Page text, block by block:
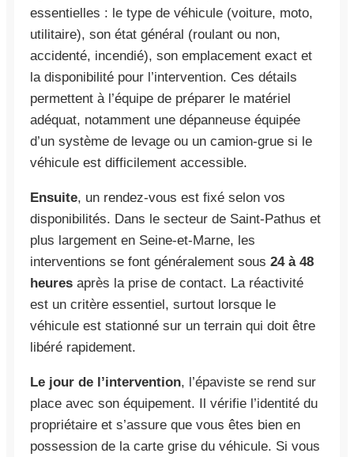
essentielles : le type de véhicule (voiture, moto,
utilitaire), son état général (roulant ou non,
accidenté, incendié), son emplacement exact et
la disponibilité pour l’intervention. Ces détails
permettent à l’équipe de préparer le matériel
adéquat, notamment une dépanneuse équipée
d’un système de levage ou un camion-grue si le
véhicule est difficilement accessible.
Ensuite, un rendez-vous est fixé selon vos
disponibilités. Dans le secteur de Saint-Pathus et
plus largement en Seine-et-Marne, les
interventions se font généralement sous 24 à 48
heures après la prise de contact. La réactivité
est un critère essentiel, surtout lorsque le
véhicule est stationné sur un terrain qui doit être
libéré rapidement.
Le jour de l’intervention, l’épaviste se rend sur
place avec son équipement. Il vérifie l’identité du
propriétaire et s’assure que vous êtes bien en
possession de la carte grise du véhicule. Si vous